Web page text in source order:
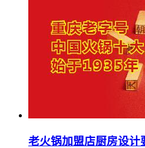
老火锅加盟店厨房设计